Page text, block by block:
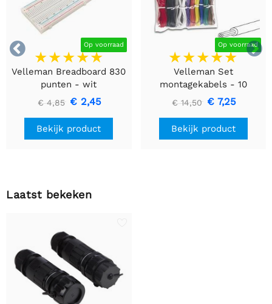

 Op voorraad
Velleman Breadboard 830
punten - wit
€ 4,85 € 2,45
Bekijk product
Op voorraad
Velleman Set
montagekabels - 10
kleuren - 60m - flexibele
kern (multi core)
€ 14,50 € 7,25
Bekijk product
Laatst bekeken